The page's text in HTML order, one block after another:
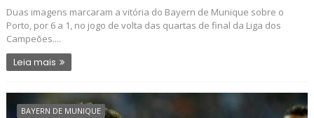
Duas imagens marcaram a vitória do Bayern de Munique sobre o
Porto, por 6 a 1, no jogo de volta das quartas de final da Liga dos
Campeões....
Leia mais
BAYERN DE MUNIQUE